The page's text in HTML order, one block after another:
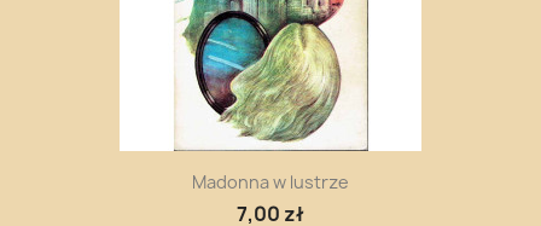
Madonna w lustrze
7,00 zł